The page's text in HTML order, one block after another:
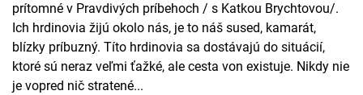
prítomné v Pravdivých príbehoch / s Katkou Brychtovou/.
Ich hrdinovia žijú okolo nás, je to náš sused, kamarát,
blízky príbuzný. Títo hrdinovia sa dostávajú do situácií,
ktoré sú neraz veľmi ťažké, ale cesta von existuje. Nikdy nie
je vopred nič stratené...